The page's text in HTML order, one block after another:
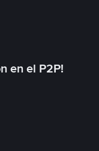
en el P2P!